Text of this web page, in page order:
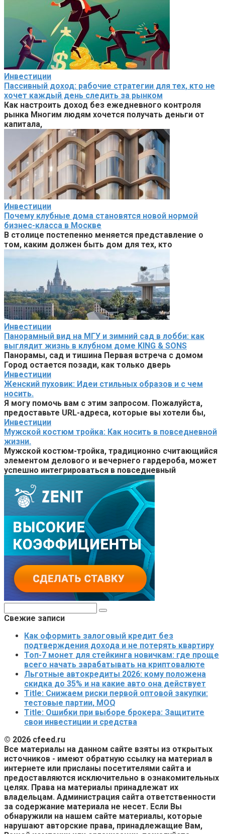
Инвестиции
Пассивный доход: рабочие стратегии для тех, кто не
хочет каждый день следить за рынком
Как настроить доход без ежедневного контроля
рынка Многим людям хочется получать деньги от
капитала,
Инвестиции
Почему клубные дома становятся новой нормой
бизнес-класса в Москве
В столице постепенно меняется представление о
том, каким должен быть дом для тех, кто
Инвестиции
Панорамный вид на МГУ и зимний сад в лобби: как
выглядит жизнь в клубном доме KING & SONS
Панорамы, сад и тишина Первая встреча с домом
Город остается позади, как только дверь
Инвестиции
Женский пуховик: Идеи стильных образов и с чем
носить.
Я могу помочь вам с этим запросом. Пожалуйста,
предоставьте URL-адреса, которые вы хотели бы,
Инвестиции
Мужской костюм тройка: Как носить в повседневной
жизни.
Мужской костюм-тройка, традиционно считающийся
элементом делового и вечернего гардероба, может
успешно интегрироваться в повседневный
Свежие записи
Как оформить залоговый кредит без
подтверждения дохода и не потерять квартиру
Топ-7 монет для стейкинга новичкам: где проще
всего начать зарабатывать на криптовалюте
Льготные автокредиты 2026: кому положена
скидка до 35% и на какие авто она действует
Title: Снижаем риски первой оптовой закупки:
тестовые партии, MOQ
Title: Ошибки при выборе брокера: Защитите
свои инвестиции и средства
© 2026 cfeed.ru
Все материалы на данном сайте взяты из открытых
источников - имеют обратную ссылку на материал в
интернете или присланы посетителями сайта и
предоставляются исключительно в ознакомительных
целях. Права на материалы принадлежат их
владельцам. Администрация сайта ответственности
за содержание материала не несет. Если Вы
обнаружили на нашем сайте материалы, которые
нарушают авторские права, принадлежащие Вам,